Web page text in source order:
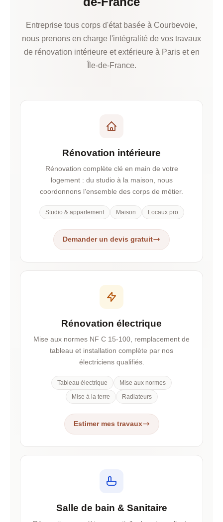
Entreprise tous corps d'état basée à Courbevoie,
nous prenons en charge l'intégralité de vos travaux
de rénovation intérieure et extérieure à Paris et en
Île-de-France.
Rénovation intérieure
Rénovation complète clé en main de votre
logement : du studio à la maison, nous
coordonnons l'ensemble des corps de métier.
Studio & appartement Maison Locaux pro
Demander un devis gratuit
Rénovation électrique
Mise aux normes NF C 15-100, remplacement de
tableau et installation complète par nos
électriciens qualifiés.
Tableau électrique Mise aux normes
Mise à la terre Radiateurs
Estimer mes travaux
Salle de bain & Sanitaire